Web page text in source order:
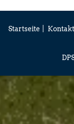
Startseite Kontakt